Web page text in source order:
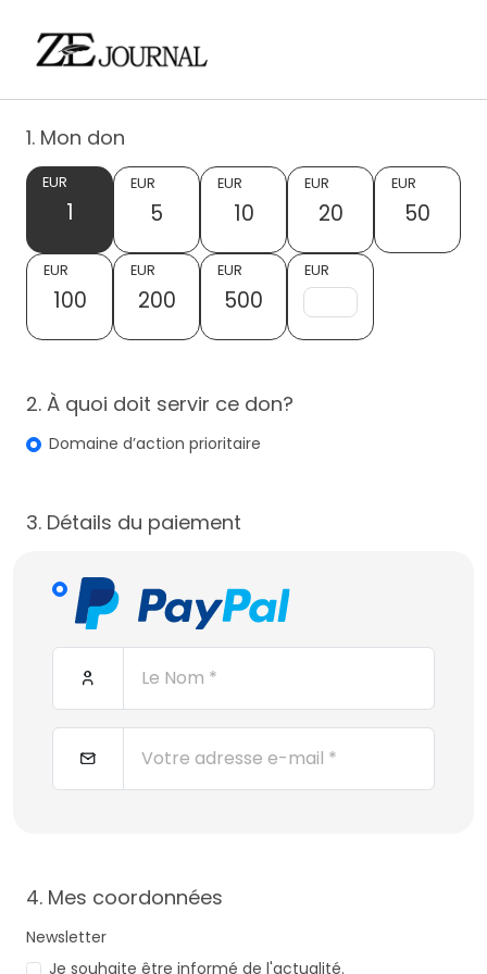
1. Mon don
EUR
1
EUR
5
EUR
10
EUR
20
EUR
50
EUR
100
EUR
200
EUR
500
EUR
2. À quoi doit servir ce don?
Domaine d’action prioritaire
3. Détails du paiement
4. Mes coordonnées
Newsletter
Je souhaite être informé de l'actualité.